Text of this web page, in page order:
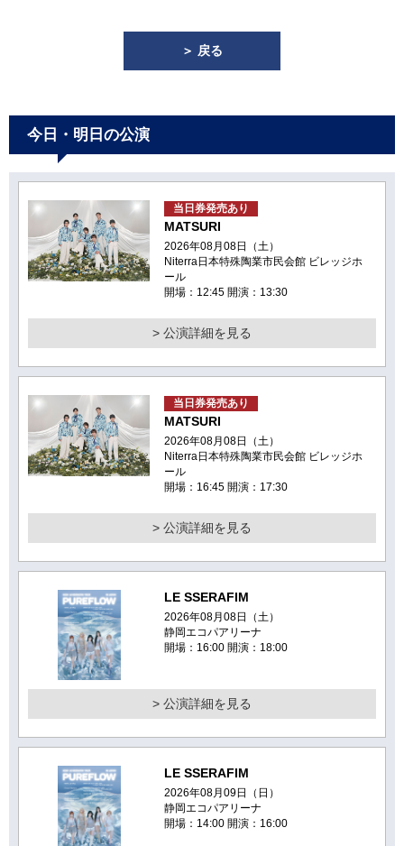
＞ 戻る
今日・明日の公演
当日券発売あり
MATSURI
2026年08月08日（土）
Niterra日本特殊陶業市民会館 ビレッジホ
ール
開場：12:45 開演：13:30
> 公演詳細を見る
当日券発売あり
MATSURI
2026年08月08日（土）
Niterra日本特殊陶業市民会館 ビレッジホ
ール
開場：16:45 開演：17:30
> 公演詳細を見る
LE SSERAFIM
2026年08月08日（土）
静岡エコパアリーナ
開場：16:00 開演：18:00
> 公演詳細を見る
LE SSERAFIM
2026年08月09日（日）
静岡エコパアリーナ
開場：14:00 開演：16:00